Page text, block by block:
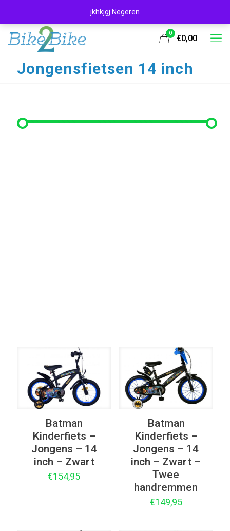
0
€0,00
Jongensfietsen 14 inch
Batman
Kinderfiets –
Jongens – 14
inch – Zwart
€154,95
Batman
Kinderfiets –
Jongens – 14
inch – Zwart –
Twee
handremmen
€149,95
jkhkjgj Negeren